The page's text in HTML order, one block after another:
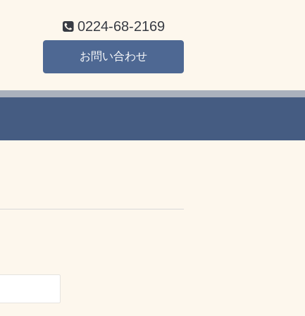
0224-68-2169
お問い合わせ